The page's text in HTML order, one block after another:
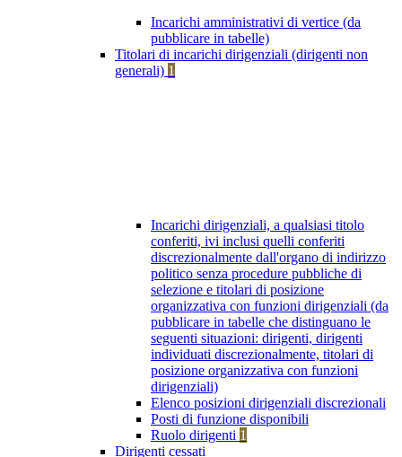
Incarichi amministrativi di vertice (da
pubblicare in tabelle)
Titolari di incarichi dirigenziali (dirigenti non
generali) 1
Incarichi dirigenziali, a qualsiasi titolo
conferiti, ivi inclusi quelli conferiti
discrezionalmente dall'organo di indirizzo
politico senza procedure pubbliche di
selezione e titolari di posizione
organizzativa con funzioni dirigenziali (da
pubblicare in tabelle che distinguano le
seguenti situazioni: dirigenti, dirigenti
individuati discrezionalmente, titolari di
posizione organizzativa con funzioni
dirigenziali)
Elenco posizioni dirigenziali discrezionali
Posti di funzione disponibili
Ruolo dirigenti 1
Dirigenti cessati